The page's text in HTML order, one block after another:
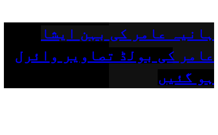
ہانیہ عامر کی بہن ایشا
عامر کی بولڈ تصاویر وائرل
ہو گئیں